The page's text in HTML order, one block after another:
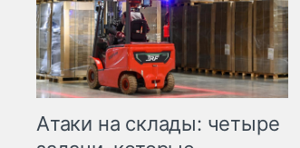
Атаки на склады: четыре